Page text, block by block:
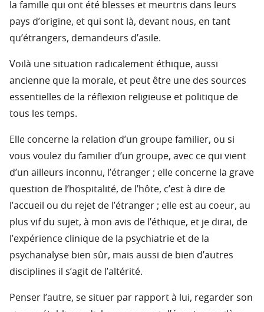
la famille qui ont été blesses et meurtris dans leurs
pays d’origine, et qui sont là, devant nous, en tant
qu’étrangers, demandeurs d’asile.
Voilà une situation radicalement éthique, aussi
ancienne que la morale, et peut être une des sources
essentielles de la réflexion religieuse et politique de
tous les temps.
Elle concerne la relation d’un groupe familier, ou si
vous voulez du familier d’un groupe, avec ce qui vient
d’un ailleurs inconnu, l’étranger ; elle concerne la grave
question de l’hospitalité, de l’hôte, c’est à dire de
l’accueil ou du rejet de l’étranger ; elle est au coeur, au
plus vif du sujet, à mon avis de l’éthique, et je dirai, de
l’expérience clinique de la psychiatrie et de la
psychanalyse bien sûr, mais aussi de bien d’autres
disciplines il s’agit de l’altérité.
Penser l’autre, se situer par rapport à lui, regarder son